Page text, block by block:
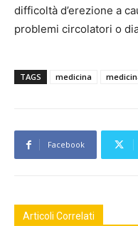
difficoltà d’erezione a
problemi circolatori o
TAGS medicina
Facebook
Articoli Correlati